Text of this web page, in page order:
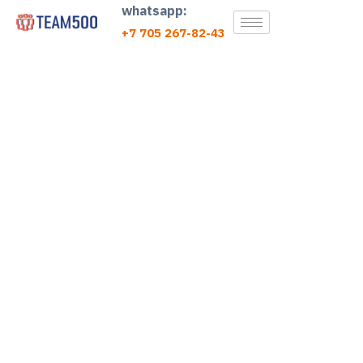
whatsapp:
+7 705 267-82-43